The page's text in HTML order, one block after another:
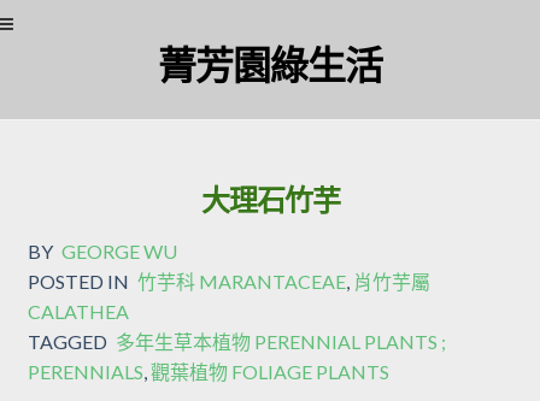
菁芳園綠生活
大理石竹芋
BY GEORGE WU
POSTED IN 竹芋科 MARANTACEAE, 肖竹芋屬
CALATHEA
TAGGED 多年生草本植物 PERENNIAL PLANTS ;
PERENNIALS,觀葉植物 FOLIAGE PLANTS